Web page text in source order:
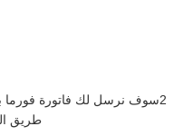
2سوف نرسل لك فاتورة
طريق